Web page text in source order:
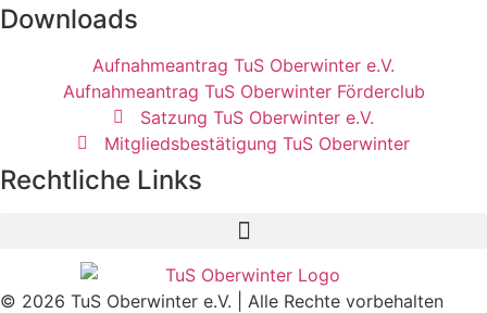
Downloads
Aufnahmeantrag TuS Oberwinter e.V.
Aufnahmeantrag TuS Oberwinter Förderclub
Satzung TuS Oberwinter e.V.
Mitgliedsbestätigung TuS Oberwinter
Rechtliche Links
© 2026 TuS Oberwinter e.V. | Alle Rechte vorbehalten